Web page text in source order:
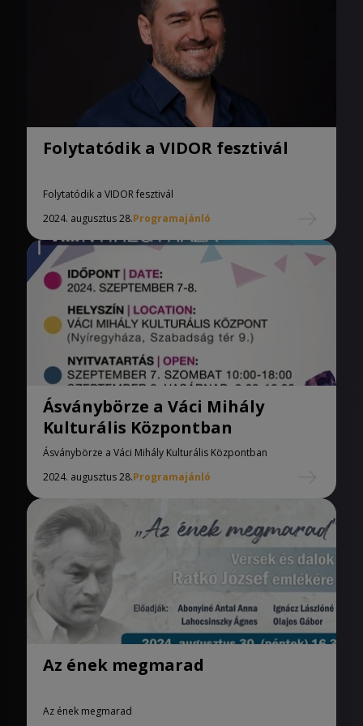
Folytatódik a VIDOR fesztivál
Folytatódik a VIDOR fesztivál
2024. augusztus 28.Programajánló
Ásványbörze a Váci Mihály
Kulturális Központban
Ásványbörze a Váci Mihály Kulturális Központban
2024. augusztus 28.Programajánló
Az ének megmarad
Az ének megmarad